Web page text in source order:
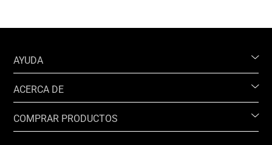
AYUDA
ACERCA DE
COMPRAR PRODUCTOS